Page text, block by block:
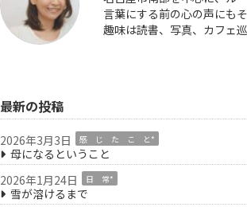
言葉にする前の心の声にも
趣味は読書、写真、カフェ巡
最新の投稿
2026年3月3日 感 じ た こ と*
母になるということ
2026年1月24日
日 常*
雪が溶けるまで